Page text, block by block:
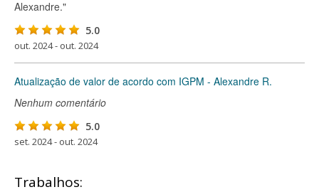
Alexandre."
5.0
out. 2024 - out. 2024
Atualização de valor de acordo com IGPM - Alexandre R.
Nenhum comentário
5.0
set. 2024 - out. 2024
Trabalhos: